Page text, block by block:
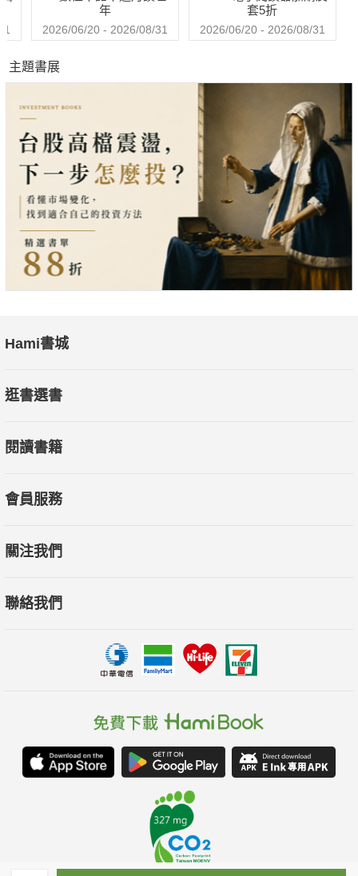
年
2026/06/20 - 2026/08/31
套5折
2026/06/20 - 2026/08/31
主題書展
Hami書城
逛書選書
閱讀書籍
會員服務
關注我們
聯絡我們